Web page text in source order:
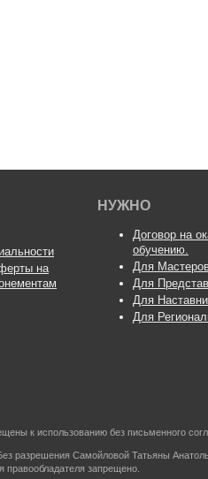
на
НУЖНО
Договор на
обучению.
Для
Для
Для
Для
к использованию без письменного
разрешения Самойловой Татьяны
правообладателя запрещено.